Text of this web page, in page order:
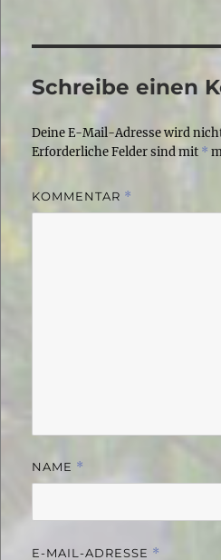
Schreibe einen
Deine E-Mail-Adresse wird
Erforderliche Felder sind mit *
KOMMENTAR *
NAME *
E-MAIL-ADRESSE *